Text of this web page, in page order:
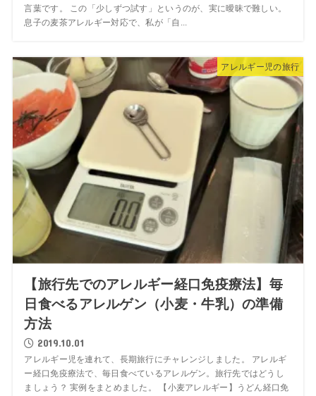
言葉です。 この「少しずつ試す」というのが、実に曖昧で難しい。
息子の麦茶アレルギー対応で、私が「自...
アレルギー児の旅行
【旅行先でのアレルギー経口免疫療法】毎
日食べるアレルゲン（小麦・牛乳）の準備
方法
2019.10.01
アレルギー児を連れて、長期旅行にチャレンジしました。 アレルギ
ー経口免疫療法で、毎日食べているアレルゲン。旅行先ではどうし
ましょう？ 実例をまとめました。 【小麦アレルギー】うどん経口免